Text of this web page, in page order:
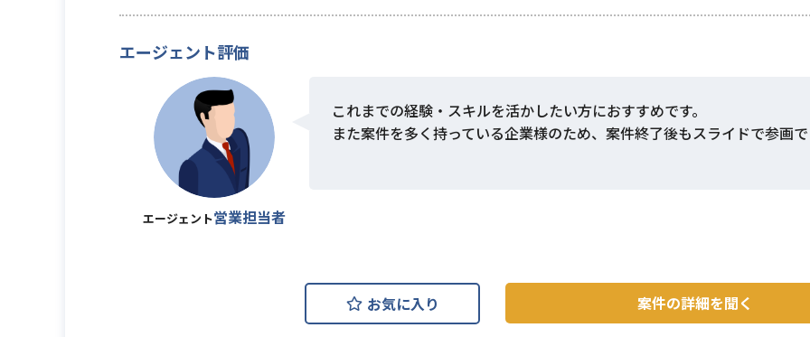
エージェント評価
エージェント営業担当者
これまでの経験・スキルを活かしたい方におすすめです。
また案件を多く持っている企業様のため、案件終了後もスライドで参画
お気に入り 案件の詳細を聞く